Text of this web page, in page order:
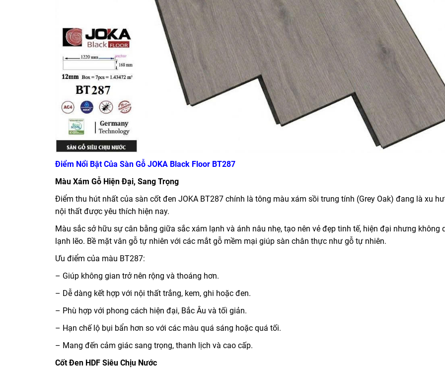
Điểm Nổi Bật Của Sàn Gỗ JOKA Black Floor BT287
Màu Xám Gỗ Hiện Đại, Sang Trọng
Điểm thu hút nhất của sàn cốt đen JOKA BT287 chính là tông màu xám sồi trung tính (Grey Oak) đang là xu
nội thất được yêu thích hiện nay.
Màu sắc sở hữu sự cân bằng giữa sắc xám lạnh và ánh nâu nhẹ, tạo nên vẻ đẹp tinh tế, hiện đại nhưng không
lạnh lẽo. Bề mặt vân gỗ tự nhiên với các mắt gỗ mềm mại giúp sàn chân thực như gỗ tự nhiên.
Ưu điểm của màu BT287:
– Giúp không gian trở nên rộng và thoáng hơn.
– Dễ dàng kết hợp với nội thất trắng, kem, ghi hoặc đen.
– Phù hợp với phong cách hiện đại, Bắc Âu và tối giản.
– Hạn chế lộ bụi bẩn hơn so với các màu quá sáng hoặc quá tối.
– Mang đến cảm giác sang trọng, thanh lịch và cao cấp.
Cốt Đen HDF Siêu Chịu Nước